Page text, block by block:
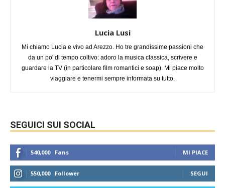
Lucia Lusi
Mi chiamo Lucia e vivo ad Arezzo. Ho tre grandissime passioni che
da un po' di tempo coltivo: adoro la musica classica, scrivere e
guardare la TV (in particolare film romantici e soap). Mi piace molto
viaggiare e tenermi sempre informata su tutto.
SEGUICI SUI SOCIAL
540,000 Fans MI PIACE
550,000 Follower SEGUI